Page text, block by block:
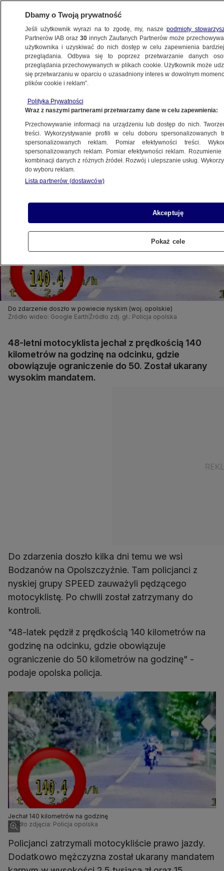
OPOLE
szybciej, niż było wolno
7.05.2025, 12:52
Posłuchaj artykułu
Czyta lektor AI
Do zdarzenie doszło w powiecie nyskim (woj. opolskie)
Źródło wideo: Google Earth Źródło zdj. gł.: Policja opolska
48-letni motocyklista jechał z prędkością 140
kilometrów na godzinę na odcinku, gdzie
obowiązuje ograniczenie do 50. Został ukarany
wysokim mandatem.
Do zdarzenia doszło kilka dni temu we wsi
Bodzanów na Opolszczyźnie. Tam policjanci z
nyskiej grupy SPEED zauważyli pędzącego
motocyklistę. Po chwili został zatrzymany do
kontroli.
"48-latek pędził z prędkością 140 kilometrów na
godzinę na odcinku, gdzie obowiązuje
ograniczenie do 50 kilometrów na godzinę" -
podaje opolska policja.
Jechał 140 kilometrów na godzinę
Źródło zdjęcia: Policja opolska
Policjanci zatrzymali motocykliście prawo jazdy.
Dodatkowo mężczyzna został ukarany mandatem
Dbamy o Twoją prywatność
Jeśli użytkownik wyrazi na to zgodę, my, naszepodmioty
Partnerów IAB oraz30 innych Zaufanych Partnerów może
użytkownika i uzyskiwać do nich dostęp w celu zapewnienia
przeglądania. Odbywa się to poprzez przetwarzanie danych
przeglądania przechowywanych w plikach cookie. Użytkownik może
się przetwarzaniu w oparciu o uzasadniony interes w dowolnym
plików cookie i reklam”.
Polityka Prywatności
Wraz z naszymi partnerami przetwarzamy dane w celu zapewnienia:
Przechowywanie informacji na urządzeniu lub dostęp do nich.
treści. Wykorzystywanie profili w celu doboru spersonalizowanych
spersonalizowanych reklam. Pomiar efektywności treści.
spersonalizowanych reklam. Pomiar efektywności reklam.
kombinacji danych z różnych źródeł. Rozwój i ulepszanie usług.
do wyboru reklam.
Lista partnerów (dostawców)
Akceptuję
Pokaż cele